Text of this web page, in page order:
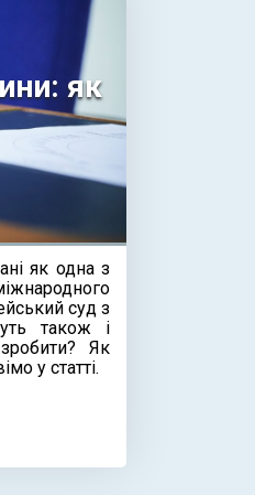
як
як одна з
суд з
також і
Як
у статті.